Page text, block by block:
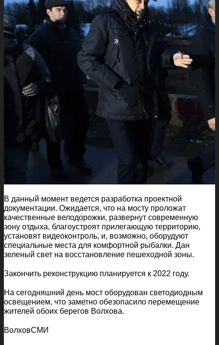
В данный момент ведется разработка проектной
документации. Ожидается, что на мосту проложат
качественные велодорожки, развернут современную
зону отдыха, благоустроят прилегающую территорию,
установят видеоконтроль, и, возможно, оборудуют
специальные места для комфортной рыбалки. Дан
зеленый свет на восстановление пешеходной зоны.
Закончить реконструкцию планируется к 2022 году.
На сегодняшний день мост оборудован светодиодным
освещением, что заметно обезопасило перемещение
жителей обоих берегов Волхова.
ВолховСМИ